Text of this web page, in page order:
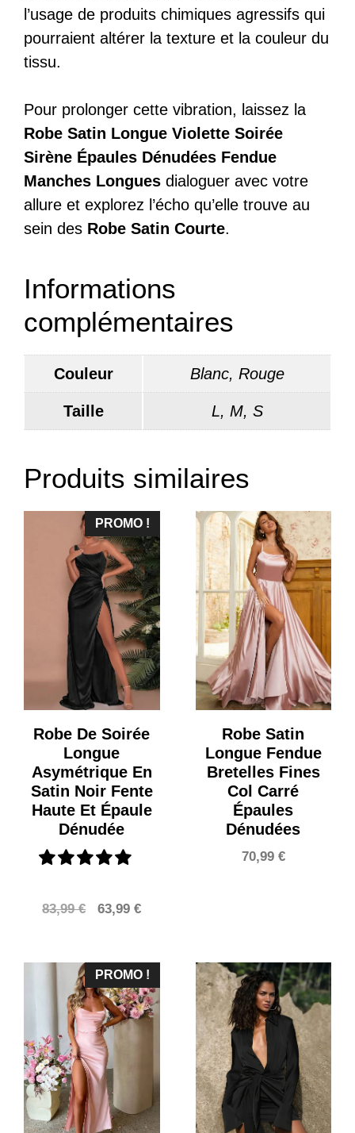
l’usage de produits chimiques agressifs qui
pourraient altérer la texture et la couleur du
tissu.
Pour prolonger cette vibration, laissez la
Robe Satin Longue Violette Soirée
Sirène Épaules Dénudées Fendue
Manches Longues dialoguer avec votre
allure et explorez l’écho qu’elle trouve au
sein des Robe Satin Courte.
Informations
complémentaires
Couleur Blanc, Rouge
Taille L, M, S
Produits similaires
PROMO !
Robe De Soirée
Longue
Asymétrique En
Satin Noir Fente
Haute Et Épaule
Dénudée
83,99€
Le
était :
83,99 €.
63,99€Le
est :
63,99 €.
Robe Satin
Longue Fendue
Bretelles Fines
Col Carré
Épaules
Dénudées
70,99 €
PROMO !